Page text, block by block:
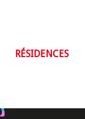
RÉSIDENCES